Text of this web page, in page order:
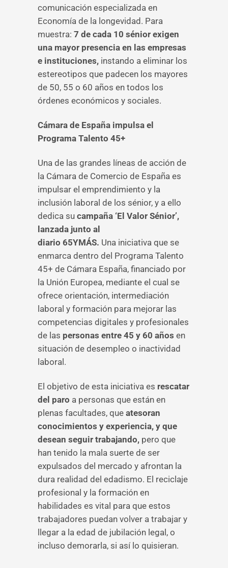
comunicación especializada en
Economía de la longevidad. Para
muestra: 7 de cada 10 sénior exigen
una mayor presencia en las empresas
e instituciones, instando a eliminar los
estereotipos que padecen los mayores
de 50, 55 o 60 años en todos los
órdenes económicos y sociales.
Cámara de España impulsa el
Programa Talento 45+
Una de las grandes líneas de acción de
la Cámara de Comercio de España es
impulsar el emprendimiento y la
inclusión laboral de los sénior, y a ello
dedica su campaña ‘El Valor Sénior’,
lanzada junto al
diario 65YMÁS. Una iniciativa que se
enmarca dentro del Programa Talento
45+ de Cámara España, financiado por
la Unión Europea, mediante el cual se
ofrece orientación, intermediación
laboral y formación para mejorar las
competencias digitales y profesionales
de las personas entre 45 y 60 años en
situación de desempleo o inactividad
laboral.
El objetivo de esta iniciativa es rescatar
del paro a personas que están en
plenas facultades, que atesoran
conocimientos y experiencia, y que
desean seguir trabajando, pero que
han tenido la mala suerte de ser
expulsados del mercado y afrontan la
dura realidad del edadismo. El reciclaje
profesional y la formación en
habilidades es vital para que estos
trabajadores puedan volver a trabajar y
llegar a la edad de jubilación legal, o
incluso demorarla, si así lo quisieran.